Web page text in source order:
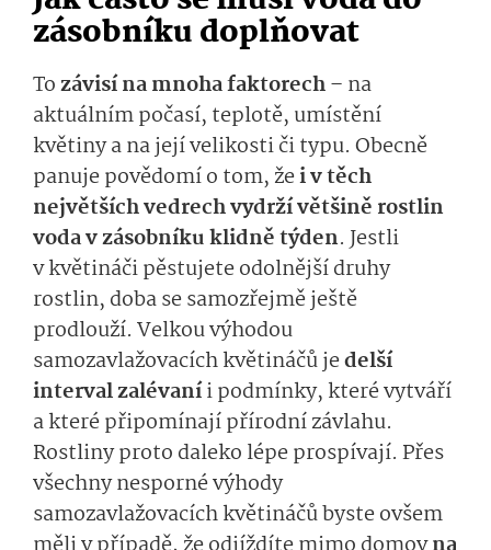
zásobníku doplňovat
Tozávisí na mnoha faktorech– na
aktuálním počasí, teplotě, umístění
květiny a na její velikosti či typu. Obecně
panuje povědomí o tom, žei v těch
největších vedrech vydrží většině rostlin
voda v zásobníku klidně týden. Jestli
v květináči pěstujete odolnější druhy
rostlin, doba se samozřejmě ještě
prodlouží. Velkou výhodou
samozavlažovacích květináčů jedelší
interval zalévaníi podmínky, které vytváří
a které připomínají přírodní závlahu.
Rostliny proto daleko lépe prospívají. Přes
všechny nesporné výhody
samozavlažovacích květináčů byste ovšem